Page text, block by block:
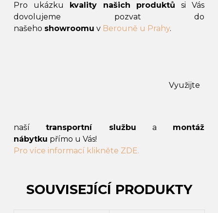
Pro ukázku kvality našich produktů si Vás
dovolujeme pozvat do
našeho showroomu v Berouně u Prahy.
Využijte
našítransportní službu a montáž
nábytku přímo u Vás!
Pro více informací klikněte ZDE.
SOUVISEJÍCÍ PRODUKTY